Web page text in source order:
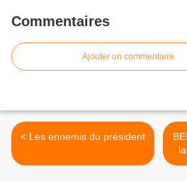
Commentaires
Ajouter un commentaire
< Les ennemis du président